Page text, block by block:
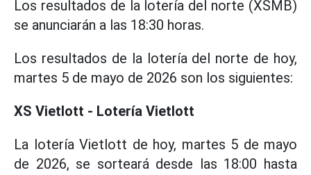
Los resultados de la lotería del norte (XSMB)
se anunciarán a las 18:30 horas.
Los resultados de la lotería del norte de hoy,
martes 5 de mayo de 2026 son los siguientes:
XS Vietlott - Lotería Vietlott
La lotería Vietlott de hoy, martes 5 de mayo
de 2026, se sorteará desde las 18:00 hasta